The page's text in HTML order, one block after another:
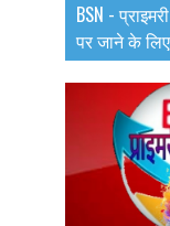
BSN -
पर जाने के